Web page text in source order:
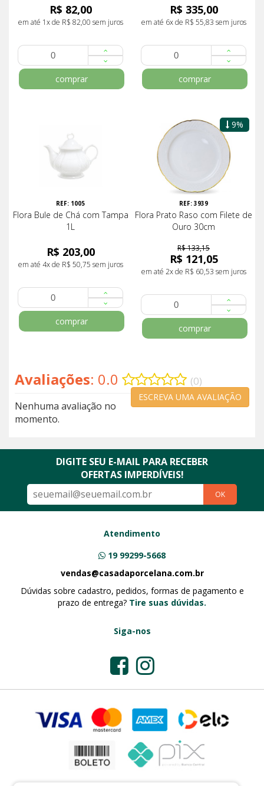
R$ 82,00
em até 1x de R$ 82,00 sem juros
comprar
R$ 335,00
em até 6x de R$ 55,83 sem juros
comprar
REF: 1005
Flora Bule de Chá com Tampa
1L
R$ 203,00
em até 4x de R$ 50,75 sem juros
comprar
9%
REF: 3939
Flora Prato Raso com Filete de
Ouro 30cm
R$ 133,15
R$ 121,05
em até 2x de R$ 60,53 sem juros
comprar
Avaliações: 0.0 (0)
ESCREVA UMA AVALIAÇÃO
Nenhuma avaliação no
momento.
DIGITE SEU E-MAIL PARA RECEBER
OFERTAS IMPERDÍVEIS!
OK
Atendimento
19 99299-5668
vendas@casadaporcelana.com.br
Dúvidas sobre cadastro, pedidos, formas de pagamento e
prazo de entrega? Tire suas dúvidas.
Siga-nos